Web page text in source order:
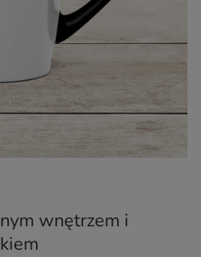
wnętrzem i